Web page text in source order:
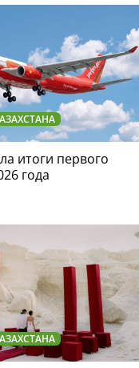
итоги первого
года